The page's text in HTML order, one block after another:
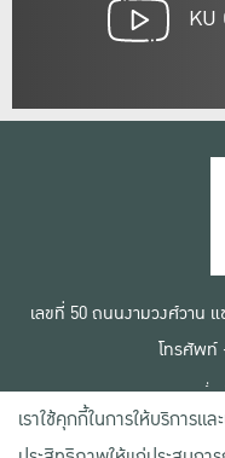
KU
เลขที่ 50 ถนนงามวงศ์วาน
โทรศัพท์
เงื่อ
ข้อ
นโย
เราใช้คุกกี้ในการให้บริการแ